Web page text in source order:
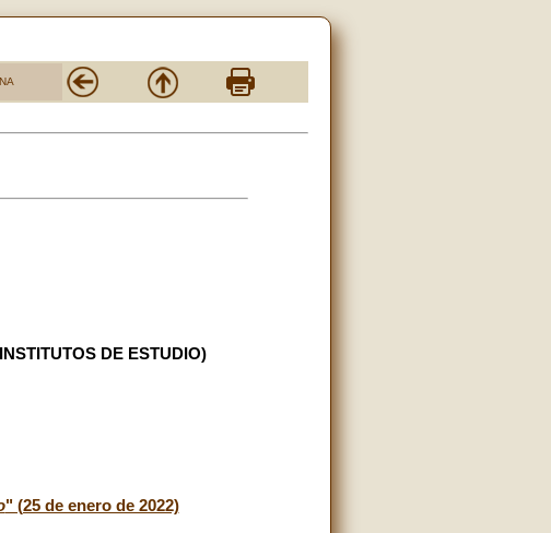
DE ESTUDIO)
" (25 de enero de 2022)